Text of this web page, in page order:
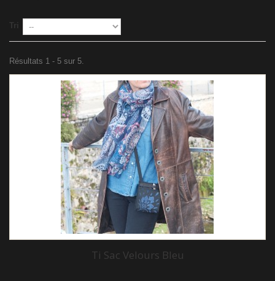
Tri
Résultats 1 - 5 sur 5.
Ti Sac Velours Bleu